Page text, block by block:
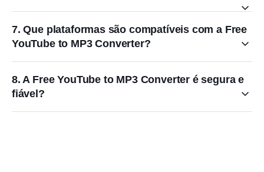
7. Que plataformas são compatíveis com a Free
YouTube to MP3 Converter?
8. A Free YouTube to MP3 Converter é segura e
fiável?